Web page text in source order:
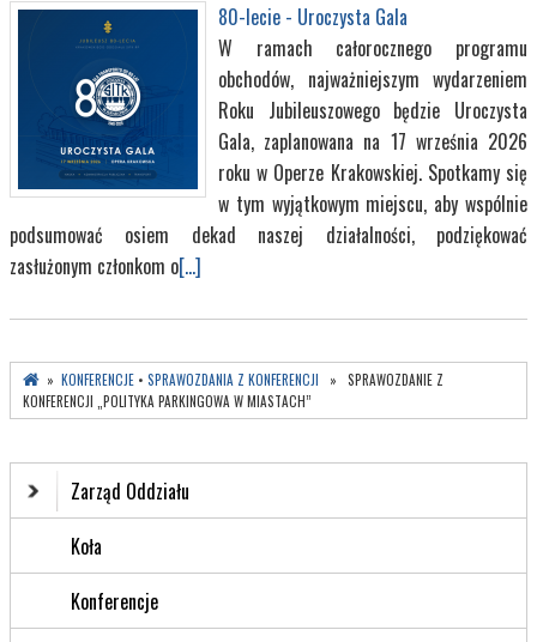
80-lecie - Uroczysta Gala
W ramach całorocznego programu
obchodów, najważniejszym wydarzeniem
Roku Jubileuszowego będzie Uroczysta
Gala, zaplanowana na 17 września 2026
roku w Operze Krakowskiej. Spotkamy się
w tym wyjątkowym miejscu, aby wspólnie
podsumować osiem dekad naszej działalności, podziękować
zasłużonym członkom o[...]
» KONFERENCJE • SPRAWOZDANIA Z KONFERENCJI » SPRAWOZDANIE Z
KONFERENCJI „POLITYKA PARKINGOWA W MIASTACH”
Zarząd Oddziału
Koła
Konferencje